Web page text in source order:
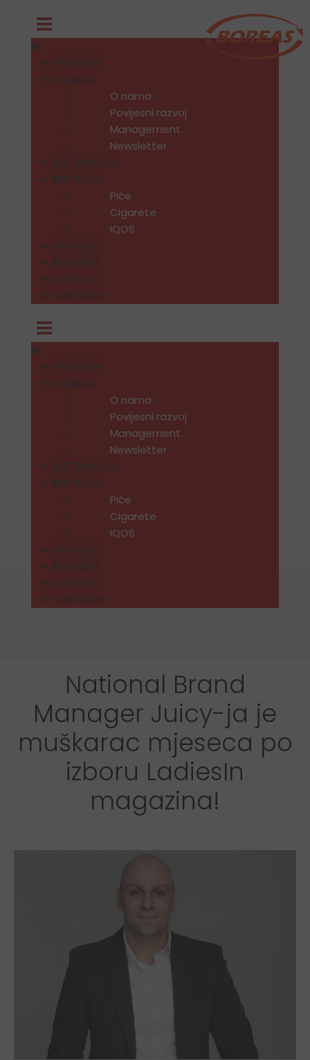
POČETNA
O NAMA
O nama
Povijesni razvoj
Management
Newsletter
DISTRIBUCIJA
BRENDOVI
Piće
Cigarete
IQOS
KARIJERA
NOVOSTI
KONTAKT
WEB SHOP
POČETNA
O NAMA
O nama
Povijesni razvoj
Management
Newsletter
DISTRIBUCIJA
BRENDOVI
Piće
Cigarete
IQOS
KARIJERA
NOVOSTI
KONTAKT
WEB SHOP
National Brand
Manager Juicy-ja je
muškarac mjeseca po
izboru LadiesIn
magazina!